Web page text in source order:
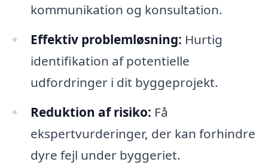
kommunikation og konsultation.
Effektiv problemløsning: Hurtig
identifikation af potentielle
udfordringer i dit byggeprojekt.
Reduktion af risiko: Få
ekspertvurderinger, der kan forhindre
dyre fejl under byggeriet.